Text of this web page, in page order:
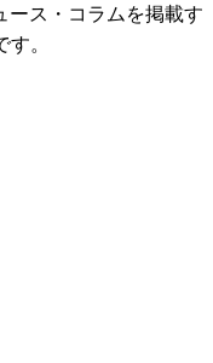
ース・コラムを掲載す
。